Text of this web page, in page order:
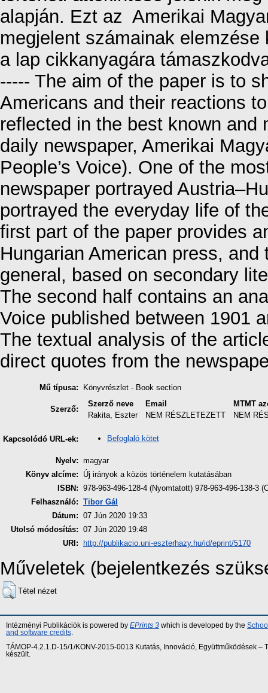
alapján. Ezt az Amerikai
megjelent számainak
a lap cikkanyagára
----- The aim of the paper is to
Americans and their reactions
reflected in the best known and
daily newspaper, Amerikai
People’s Voice). One of the
newspaper portrayed
portrayed the everyday life of
first part of the paper provides
Hungarian American press,
general, based on secondary
The second half contains an
Voice published between 1901
The textual analysis of the
direct quotes from the
Mű típusa: Könyvrészlet - Book section
Szerző:
Szerző neve Email
MTMT
Rakita, Eszter
NEM RÉSZLETEZETT NEM
Kapcsolódó URL-ek: Befoglaló kötet
Nyelv: magyar
Könyv alcíme:
Új irányok a közös történelem kutatásában
ISBN: 978-963-496-128-4 (Nyomtatott) 978-963-496-138-3
Felhasználó: Tibor Gál
Dátum: 07 Jún 2020 19:33
Utolsó módosítás: 07 Jún 2020 19:48
URI:
http://publikacio.uni-eszterhazy.hu/id/eprint/5170
Műveletek (bejelentkezés
Tétel nézet
Intézményi Publikációk is powered by EPrints 3 which is developed by the
and software credits.
TÁMOP-4.2.1.D-15/1/KONV-2015-0013 Kutatás, Innováció, Együttműködések
készült.